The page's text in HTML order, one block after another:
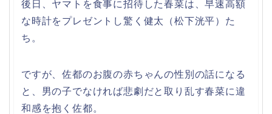
後日、ヤマトを食事に招待した春菜は、早速高額
な時計をプレゼントし驚く健太（松下洸平）た
ち。
ですが、佐都のお腹の赤ちゃんの性別の話になる
と、男の子でなければ悲劇だと取り乱す春菜に違
和感を抱く佐都。